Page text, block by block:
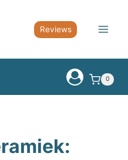
Reviews
0